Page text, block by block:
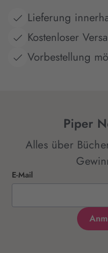
Lieferung
Kostenloser
Vorbestellung
Piper
Alles über
E-Mail